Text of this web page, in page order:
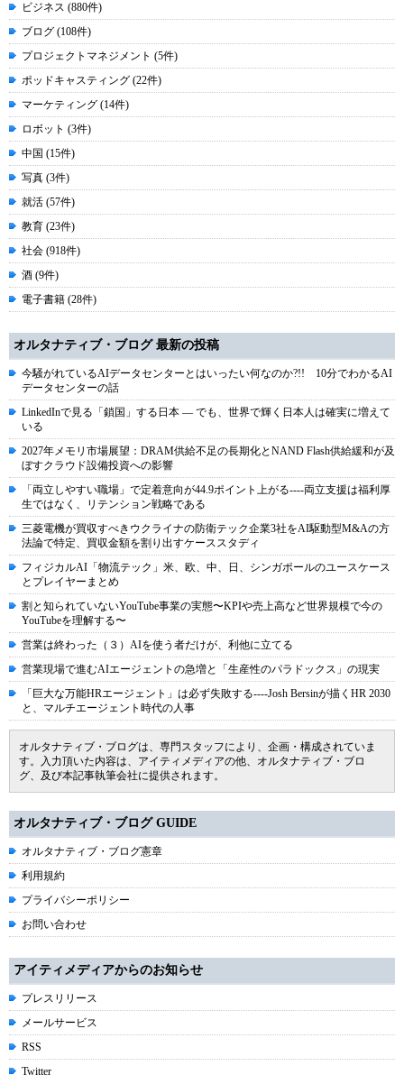
ビジネス (880件)
ブログ (108件)
プロジェクトマネジメント (5件)
ポッドキャスティング (22件)
マーケティング (14件)
ロボット (3件)
中国 (15件)
写真 (3件)
就活 (57件)
教育 (23件)
社会 (918件)
酒 (9件)
電子書籍 (28件)
オルタナティブ・ブログ 最新の投稿
今騒がれているAIデータセンターとはいったい何なのか?!! 10分でわかるAI
データセンターの話
LinkedInで見る「鎖国」する日本 ― でも、世界で輝く日本人は確実に増えて
いる
2027年メモリ市場展望：DRAM供給不足の長期化とNAND Flash供給緩和が及
ぼすクラウド設備投資への影響
「両立しやすい職場」で定着意向が44.9ポイント上がる----両立支援は福利厚
生ではなく、リテンション戦略である
三菱電機が買収すべきウクライナの防衛テック企業3社をAI駆動型M&Aの方
法論で特定、買収金額を割り出すケーススタディ
フィジカルAI「物流テック」米、欧、中、日、シンガポールのユースケース
とプレイヤーまとめ
割と知られていないYouTube事業の実態〜KPIや売上高など世界規模で今の
YouTubeを理解する〜
営業は終わった（３）AIを使う者だけが、利他に立てる
営業現場で進むAIエージェントの急増と「生産性のパラドックス」の現実
「巨大な万能HRエージェント」は必ず失敗する----Josh Bersinが描くHR 2030
と、マルチエージェント時代の人事
オルタナティブ・ブログは、専門スタッフにより、企画・構成されていま
す。入力頂いた内容は、アイティメディアの他、オルタナティブ・ブロ
グ、及び本記事執筆会社に提供されます。
オルタナティブ・ブログ GUIDE
オルタナティブ・ブログ憲章
利用規約
プライバシーポリシー
お問い合わせ
アイティメディアからのお知らせ
プレスリリース
メールサービス
RSS
Twitter